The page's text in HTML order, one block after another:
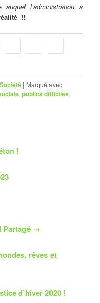
auquel l’administration a
!!
Société | Marqué avec
,publics difficiles,
!
Partagé →
rêves et
d’hiver 2020 !